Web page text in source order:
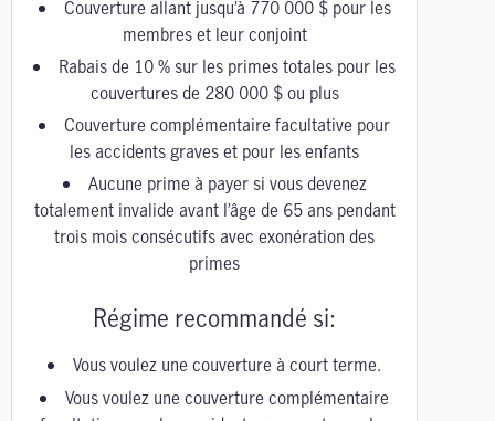
Couverture allant jusqu’à 770 000 $ pour les
membres et leur conjoint
Rabais de 10 % sur les primes totales pour les
couvertures de 280 000 $ ou plus
Couverture complémentaire facultative pour
les accidents graves et pour les enfants
Aucune prime à payer si vous devenez
totalement invalide avant l’âge de 65 ans pendant
trois mois consécutifs avec exonération des
primes
Régime recommandé si:
Vous voulez une couverture à court terme.
Vous voulez une couverture complémentaire